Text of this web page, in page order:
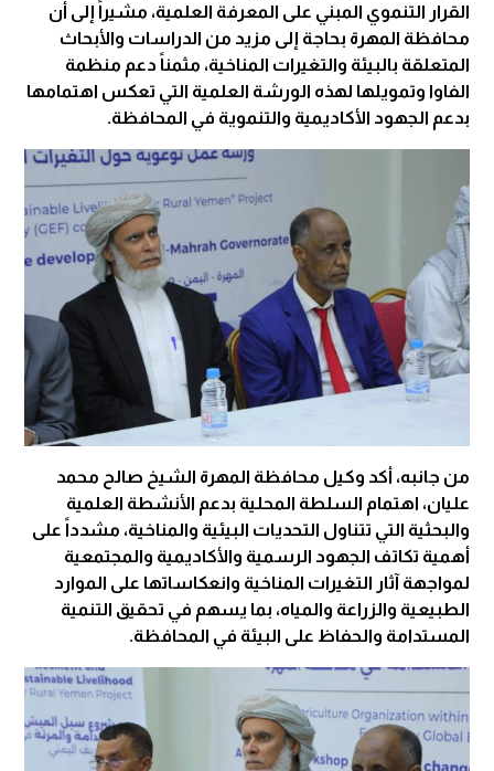
القرار التنموي المبني على المعرفة العلمية، مشيراً إلى أن
محافظة المهرة بحاجة إلى مزيد من الدراسات والأبحاث
المتعلقة بالبيئة والتغيرات المناخية، مثمناً دعم منظمة
الفاوا وتمويلها لهذه الورشة العلمية التي تعكس اهتمامها
بدعم الجهود الأكاديمية والتنموية في المحافظة.
من جانبه، أكد وكيل محافظة المهرة الشيخ صالح محمد
عليان، اهتمام السلطة المحلية بدعم الأنشطة العلمية
والبحثية التي تتناول التحديات البيئية والمناخية، مشدداً على
أهمية تكاتف الجهود الرسمية والأكاديمية والمجتمعية
لمواجهة آثار التغيرات المناخية وانعكاساتها على الموارد
الطبيعية والزراعة والمياه، بما يسهم في تحقيق التنمية
المستدامة والحفاظ على البيئة في المحافظة.